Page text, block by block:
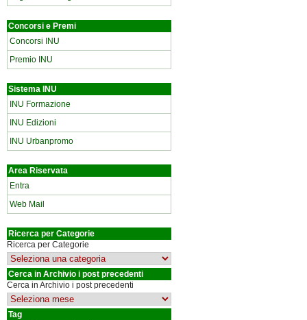
Concorsi e Premi
Concorsi INU
Premio INU
Sistema INU
INU Formazione
INU Edizioni
INU Urbanpromo
Area Riservata
Entra
Web Mail
Ricerca per Categorie
Ricerca per Categorie
Cerca in Archivio i post precedenti
Cerca in Archivio i post precedenti
Tag